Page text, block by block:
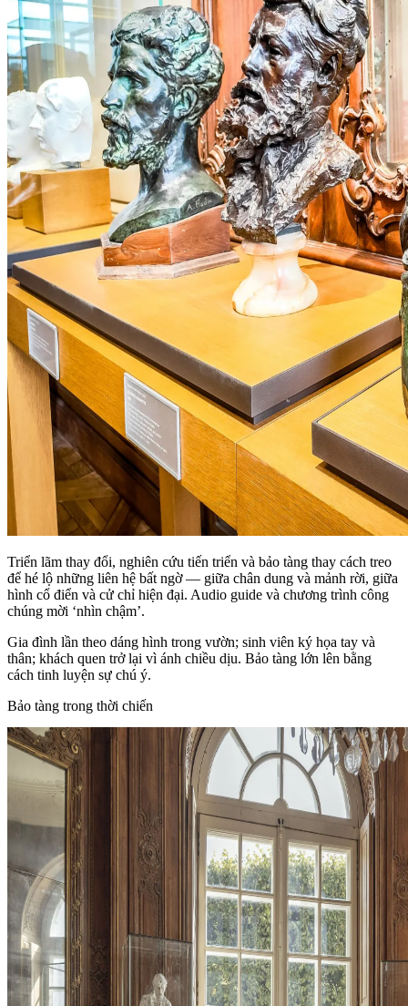
Triển lãm thay đổi, nghiên cứu tiến triển và bảo tàng thay cách treo
để hé lộ những liên hệ bất ngờ — giữa chân dung và mảnh rời, giữa
hình cổ điển và cử chỉ hiện đại. Audio guide và chương trình công
chúng mời ‘nhìn chậm’.
Gia đình lần theo dáng hình trong vườn; sinh viên ký họa tay và
thân; khách quen trở lại vì ánh chiều dịu. Bảo tàng lớn lên bằng
cách tinh luyện sự chú ý.
Bảo tàng trong thời chiến